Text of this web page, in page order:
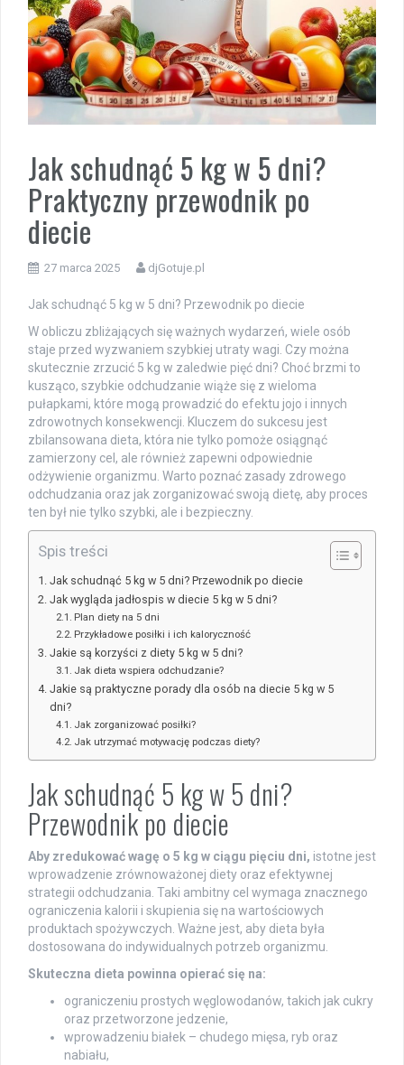
Jak schudnąć 5 kg w 5 dni?
Praktyczny przewodnik po
diecie
27 marca 2025 djGotuje.pl
Jak schudnąć 5 kg w 5 dni? Przewodnik po diecie
W obliczu zbliżających się ważnych wydarzeń, wiele osób
staje przed wyzwaniem szybkiej utraty wagi. Czy można
skutecznie zrzucić 5 kg w zaledwie pięć dni? Choć brzmi to
kusząco, szybkie odchudzanie wiąże się z wieloma
pułapkami, które mogą prowadzić do efektu jojo i innych
zdrowotnych konsekwencji. Kluczem do sukcesu jest
zbilansowana dieta, która nie tylko pomoże osiągnąć
zamierzony cel, ale również zapewni odpowiednie
odżywienie organizmu. Warto poznać zasady zdrowego
odchudzania oraz jak zorganizować swoją dietę, aby proces
ten był nie tylko szybki, ale i bezpieczny.
Spis treści
Jak schudnąć 5 kg w 5 dni? Przewodnik po diecie
Jak wygląda jadłospis w diecie 5 kg w 5 dni?
Plan diety na 5 dni
Przykładowe posiłki i ich kaloryczność
Jakie są korzyści z diety 5 kg w 5 dni?
Jak dieta wspiera odchudzanie?
Jakie są praktyczne porady dla osób na diecie 5 kg w 5
dni?
Jak zorganizować posiłki?
Jak utrzymać motywację podczas diety?
Jak schudnąć 5 kg w 5 dni?
Przewodnik po diecie
Aby zredukować wagę o 5 kg w ciągu pięciu dni, istotne jest
wprowadzenie zrównoważonej diety oraz efektywnej
strategii odchudzania. Taki ambitny cel wymaga znacznego
ograniczenia kalorii i skupienia się na wartościowych
produktach spożywczych. Ważne jest, aby dieta była
dostosowana do indywidualnych potrzeb organizmu.
Skuteczna dieta powinna opierać się na:
ograniczeniu prostych węglowodanów, takich jak cukry
oraz przetworzone jedzenie,
wprowadzeniu białek – chudego mięsa, ryb oraz
nabiału,